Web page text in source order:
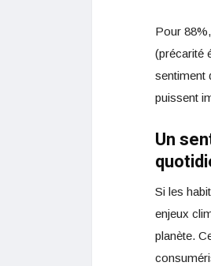
Pour
(précarité
sentiment
puissent
Un
Si les
enjeux
planète.